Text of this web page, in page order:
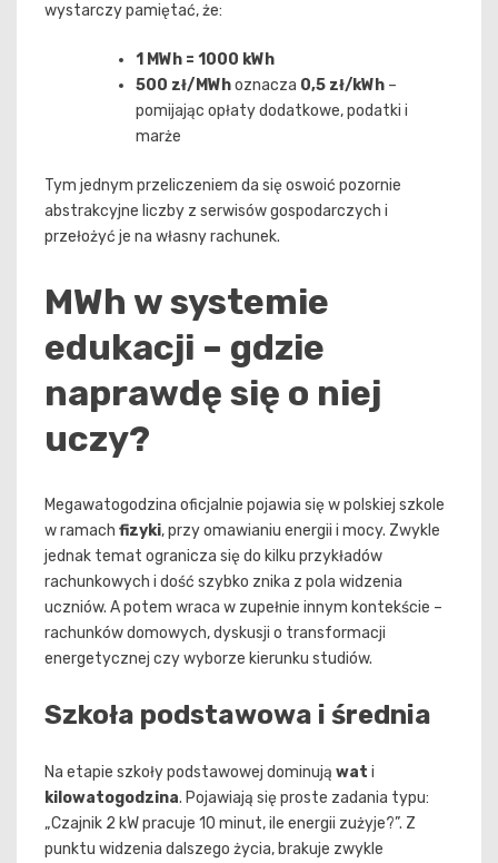
wystarczy pamiętać, że:
1 MWh = 1000 kWh
500 zł/MWhoznacza 0,5 zł/kWh –
pomijając opłaty dodatkowe, podatki i
marże
Tym jednym przeliczeniem da się oswoić pozornie
abstrakcyjne liczby z serwisów gospodarczych i
przełożyć je na własny rachunek.
MWh w systemie
edukacji – gdzie
naprawdę się o niej
uczy?
Megawatogodzina oficjalnie pojawia się w polskiej szkole
w ramach fizyki, przy omawianiu energii i mocy. Zwykle
jednak temat ogranicza się do kilku przykładów
rachunkowych i dość szybko znika z pola widzenia
uczniów. A potem wraca w zupełnie innym kontekście –
rachunków domowych, dyskusji o transformacji
energetycznej czy wyborze kierunku studiów.
Szkoła podstawowa i średnia
Na etapie szkoły podstawowej dominują wat i
kilowatogodzina. Pojawiają się proste zadania typu:
„Czajnik 2 kW pracuje 10 minut, ile energii zużyje?”. Z
punktu widzenia dalszego życia, brakuje zwykle